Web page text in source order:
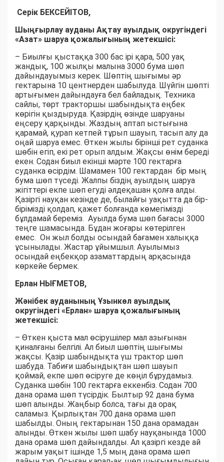
Серік БЕКСЕЙІТОВ,
Шыңғырлау ауданы Ақтау ауылдық округіндегі
«Азат» шаруа қожалығының жетекшісі:
– Биылғы қыстаққа 300 бас ірі қара, 500 уақ
жандық, 100 жылқы малына 3000 бума шөп
дайындауымыз керек. Шөптің шығымы әр
гектарына 10 центнерден шабылуда. Шүйгін шөпті
артығымен дайындауға бел байладық. Техника
сайлы, төрт тракторшы шабындықта еңбек
көрігін қыздыруда. Қазірдің өзінде шаруаны
еңсеру қарқынды. Жаздың аптап ыстығына
қарамай, қурап кетпей тұрып шауып, тасып алу да
оңай шаруа емес. Өткен жылы бірінші рет суданка
шөбін егіп, екі рет орып алдым. Жақсы өнім береді
екен. Содан биыл екінші мәрте 100 гектарға
суданка өсірдім. Шамамен 100 гектардан бір мың
бума шөп түседі. Жалпы біздің ауылдың шаруа
жігіттері екпе шөп егуді әлдеқашан қолға алды.
Қазіргі науқан кезінде де, былайғы уақытта да бір-
бірімізді қолдап, қажет болғанда көмегімізді
бұлдамай береміз. Ауылда бума шөп бағасы 3000
теңге шамасында. Бұдан жоғары көтерілген
емес. Он жыл болды осындай бағамен халыққа
ұсынылады. Жастар ұйымшыл. Ауылымыз
осындай еңбекқор азаматтардың арқасында
көркейе бермек.
Ерлан НЫҒМЕТОВ,
Жәнібек ауданының Ұзынкөл ауылдық
округіндегі «Ерлан» шаруа қожалығының
жетекшісі:
– Өткен қыста мал өсірушілер мал азығынан
қиналғаны белгілі. Ал биыл шөптің шығымы
жақсы. Қазір шабындықта үш трактор шөп
шабуда. Табиғи шабындықтан шөп шауып
қоймай, екпе шөп өсіруге де көңіл бұрудамыз.
Суданка шөбін 100 гектарға еккенбіз. Содан 700
дана орама шөп түсірдік. Былтыр 92 дана бума
шөп алынды. Жаңбыр болса, тағы да орақ
саламыз. Қырлықтан 700 дана орама шөп
шабылды. Оның гектарынан 150 дана орамадан
алынды. Өткен жылы шөп шабу науқанында 1000
дана орама шөп дайындалды. Ал қазіргі кезде ай
жарым уақыт ішінде 1,5 мың дана орама шөп